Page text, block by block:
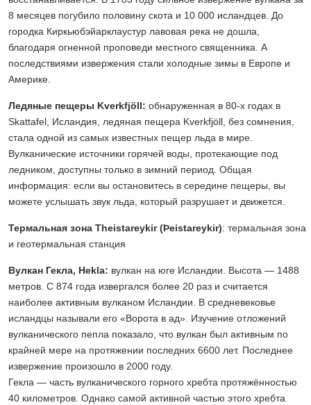
8 месяцев погубило половину скота и 10 000 исландцев. До
городка Киркьюбэйарклаустур лавовая река не дошла,
благодаря огненной проповеди местного священника. А
последствиями извержения стали холодные зимы в Европе и
Америке.
Ледяные пещеры Kverkfjöll: обнаруженная в 80-х годах в
Skattafel, Исландия, ледяная пещера Kverkfjöll, без сомнения,
стала одной из самых известных пещер льда в мире.
Вулканические источники горячей воды, протекающие под
ледником, доступны только в зимний период. Общая
информация: если вы остановитесь в середине пещеры, вы
можете услышать звук льда, который разрушает и движется.
Термальная зона Theistareykir (Þeistareykir): термальная зона
и геотермальная станция
Вулкан Гекла, Hekla: вулкан на юге Исландии. Высота — 1488
метров. С 874 года извергался более 20 раз и считается
наиболее активным вулканом Исландии. В средневековье
исландцы называли его «Ворота в ад». Изучение отложений
вулканического пепла показало, что вулкан был активным по
крайней мере на протяжении последних 6600 лет. Последнее
извержение произошло в 2000 году.
Гекла — часть вулканического горного хребта протяжённостью
40 километров. Однако самой активной частью этого хребта